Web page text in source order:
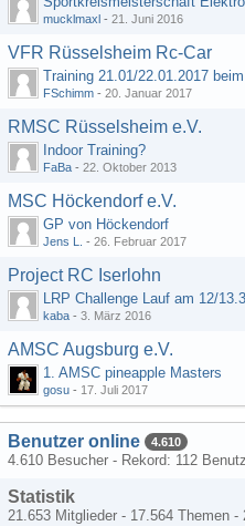
mucklmaxl - 21. Juni 2016
VFR Rüsselsheim Rc-Car
Training 21.01/22.01.2017
FSchimm - 20. Januar 2017
RMSC Rüsselsheim e.V.
Indoor Training?
FaBa - 22. Oktober 2013
MSC Höckendorf e.V.
GP von Höckendorf
Jens L. - 26. Februar 2017
Project RC Iserlohn
LRP Challenge Lauf am 12/
kaba - 3. März 2016
AMSC Augsburg e.V.
1. AMSC pineapple Masters
gosu - 17. Juli 2017
Benutzer online 4.610
4.610 Besucher - Rekord: 112
Statistik
21.653 Mitglieder - 17.564 Themen